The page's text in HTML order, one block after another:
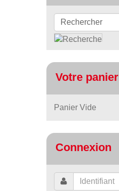
Votre panier
Panier Vide
Connexion